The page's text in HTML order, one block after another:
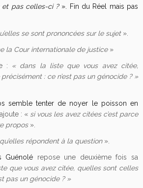
et pas celles-ci ?». Fin du Réel mais pas
se sont prononcées sur le sujet».
la Cour internationale de justice»
: « dans la liste que vous avez citée,
: ce n’est pas un génocide ? »
semble tenter de noyer le poisson en
: « si vous les avez citées c’est parce
propos».
répondent à la question».
Guénolé repose une deuxième fois sa
que vous avez citée, quelles sont celles
pas un génocide ? »